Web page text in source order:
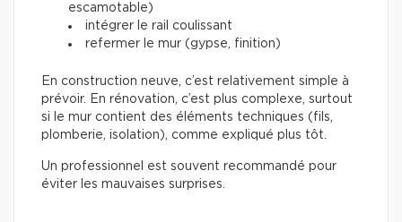
escamotable)
intégrer le rail coulissant
refermer le mur (gypse, finition)
En construction neuve, c’est relativement simple à
prévoir. En rénovation, c’est plus complexe, surtout
si le mur contient des éléments techniques (fils,
plomberie, isolation), comme expliqué plus tôt.
Un professionnel est souvent recommandé pour
éviter les mauvaises surprises.